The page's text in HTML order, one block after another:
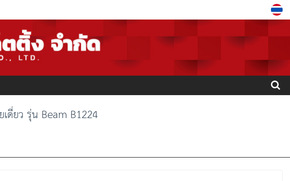
ดี่ยว รุ่น Beam B1224